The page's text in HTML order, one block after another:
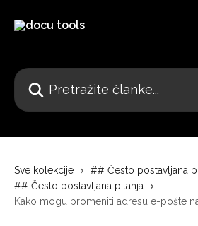
Pretražite članke...
Sve kolekcije
## Često postavljana
## Često postavljana pitanja
Kako mogu promeniti adresu e-pošte